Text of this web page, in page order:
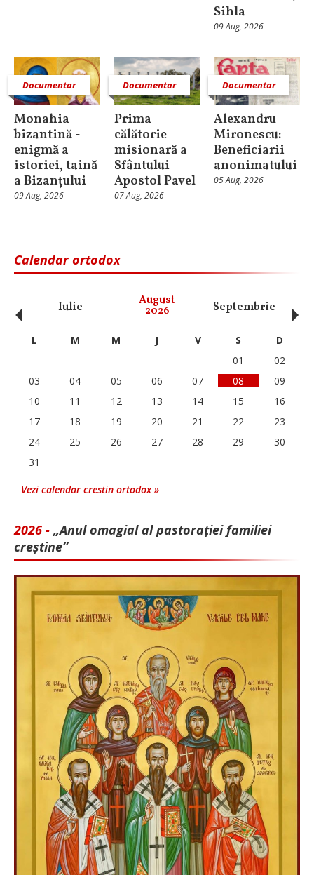
Sihla
09 Aug, 2026
Documentar
Monahia
bizantină -
enigmă a
istoriei, taină
a Bizanțului
09 Aug, 2026
Documentar
Prima
călătorie
misionară a
Sfântului
Apostol Pavel
07 Aug, 2026
Documentar
Alexandru
Mironescu:
Beneficiarii
anonimatului
05 Aug, 2026
Calendar ortodox
Iulie August
2026 Septembrie
‹ L M M J V S
D
01
02
03
04 05 06 07 08
09
10
11 12 13 14 15
16
17
18 19 20 21 22
23
24
25 26 27 28 29
30
31
Vezi calendar crestin ortodox »
2026 - „Anul omagial al pastorației familiei
creștine”